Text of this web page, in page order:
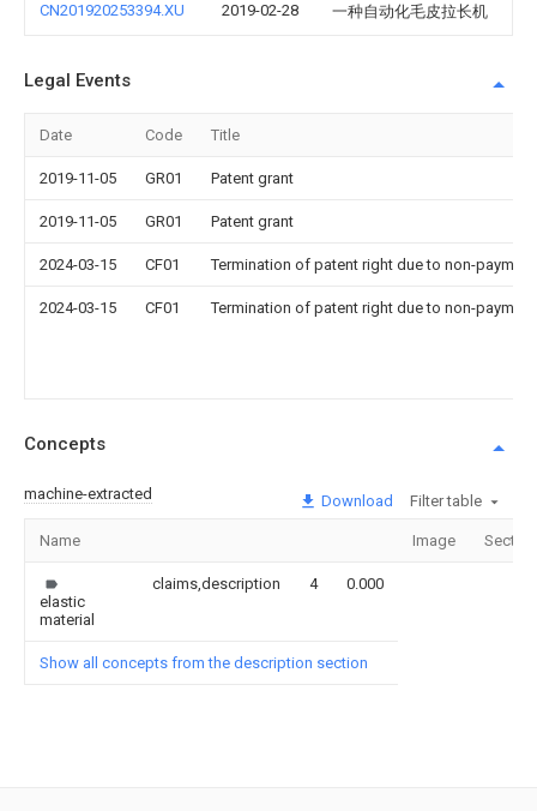
CN201920253394.XU 2019-02-28 一种自动化毛皮拉长机
Legal Events
Date Code Title
2019-11-05 GR01 Patent grant
2019-11-05 GR01 Patent grant
2024-03-15 CF01 Termination of patent right due to non-
2024-03-15 CF01 Termination of patent right due to non-
Concepts
machine-extracted Download Filter table
Name Image
elastic
material
claims,description 4 0.000
Show all concepts from the description section